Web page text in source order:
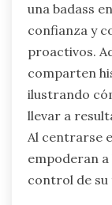
una badass
confianza y
proactivos.
comparten
ilustrando
llevar a
Al centrarse
empoderan
control de